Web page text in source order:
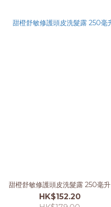
甜橙舒敏修護頭皮洗髮露 250毫升
HK$152.20